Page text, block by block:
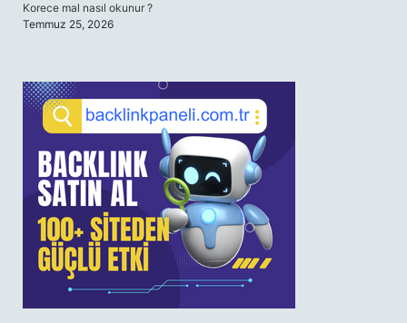
Korece mal nasıl okunur ?
Temmuz 25, 2026